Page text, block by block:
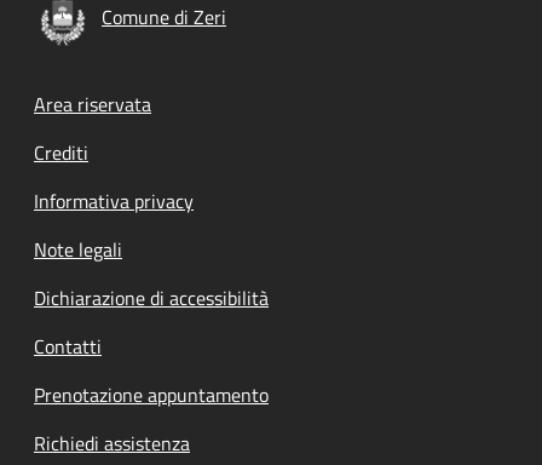
Comune di Zeri
Footer menu
Area riservata
Crediti
Informativa privacy
Note legali
Dichiarazione di accessibilità
Contatti
Prenotazione appuntamento
Richiedi assistenza